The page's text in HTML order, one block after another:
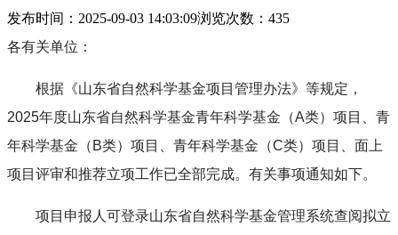
发布时间：2025-09-03 14:03:09浏览次数：435
各有关单位：
根据《山东省自然科学基金项目管理办法》等规定，
2025年度山东省自然科学基金青年科学基金（A类）项目、青
年科学基金（B类）项目、青年科学基金（C类）项目、面上
项目评审和推荐立项工作已全部完成。有关事项通知如下。
项目申报人可登录山东省自然科学基金管理系统查阅拟立